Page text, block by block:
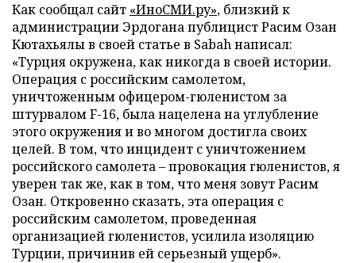
Как сообщал сайт «ИноСМИ.ру», близкий к
администрации Эрдогана публицист Расим Озан
Кютахьялы в своей статье в Sabah написал:
«Турция окружена, как никогда в своей истории.
Операция с российским самолетом,
уничтоженным офицером-гюленистом за
штурвалом F-16, была нацелена на углубление
этого окружения и во многом достигла своих
целей. В том, что инцидент с уничтожением
российского самолета – провокация гюленистов, я
уверен так же, как в том, что меня зовут Расим
Озан. Откровенно сказать, эта операция с
российским самолетом, проведенная
организацией гюленистов, усилила изоляцию
Турции, причинив ей серьезный ущерб».